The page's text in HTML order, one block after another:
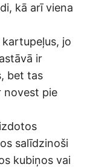
kā arī viena
jo
ir
bet tas
novest pie
salīdzinoši
kubiņos vai